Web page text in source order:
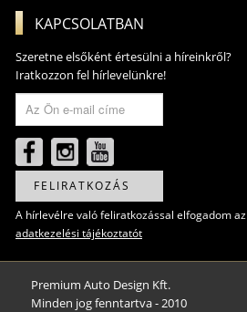
KAPCSOLATBAN
Szeretne elsőként értesülni a híreinkről?
Iratkozzon fel hírlevelünkre!
FELIRATKOZÁS
A hírlevélre való feliratkozással elfogadom az
adatkezelési tájékoztatót
Premium Auto Design Kft.
Minden jog fenntartva - 2010